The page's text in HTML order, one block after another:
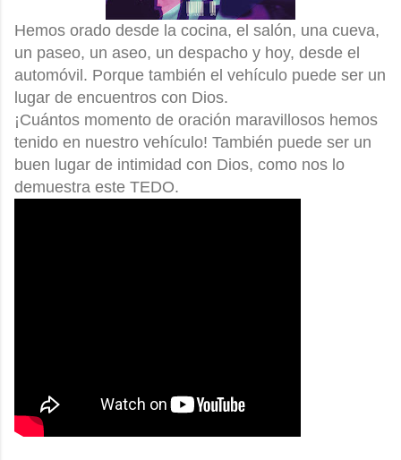
Hemos orado desde la cocina, el salón, una cueva,
un paseo, un aseo, un despacho y hoy, desde el
automóvil. Porque también el vehículo puede ser un
lugar de encuentros con Dios.
¡Cuántos momento de oración maravillosos hemos
tenido en nuestro vehículo! También puede ser un
buen lugar de intimidad con Dios, como nos lo
demuestra este TEDO.